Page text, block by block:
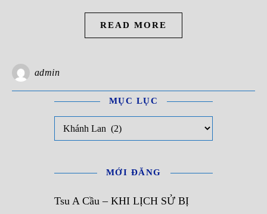
READ MORE
admin
MỤC LỤC
Mục Lục
MỚI ĐĂNG
Tsu A Cầu – KHI LỊCH SỬ BỊ